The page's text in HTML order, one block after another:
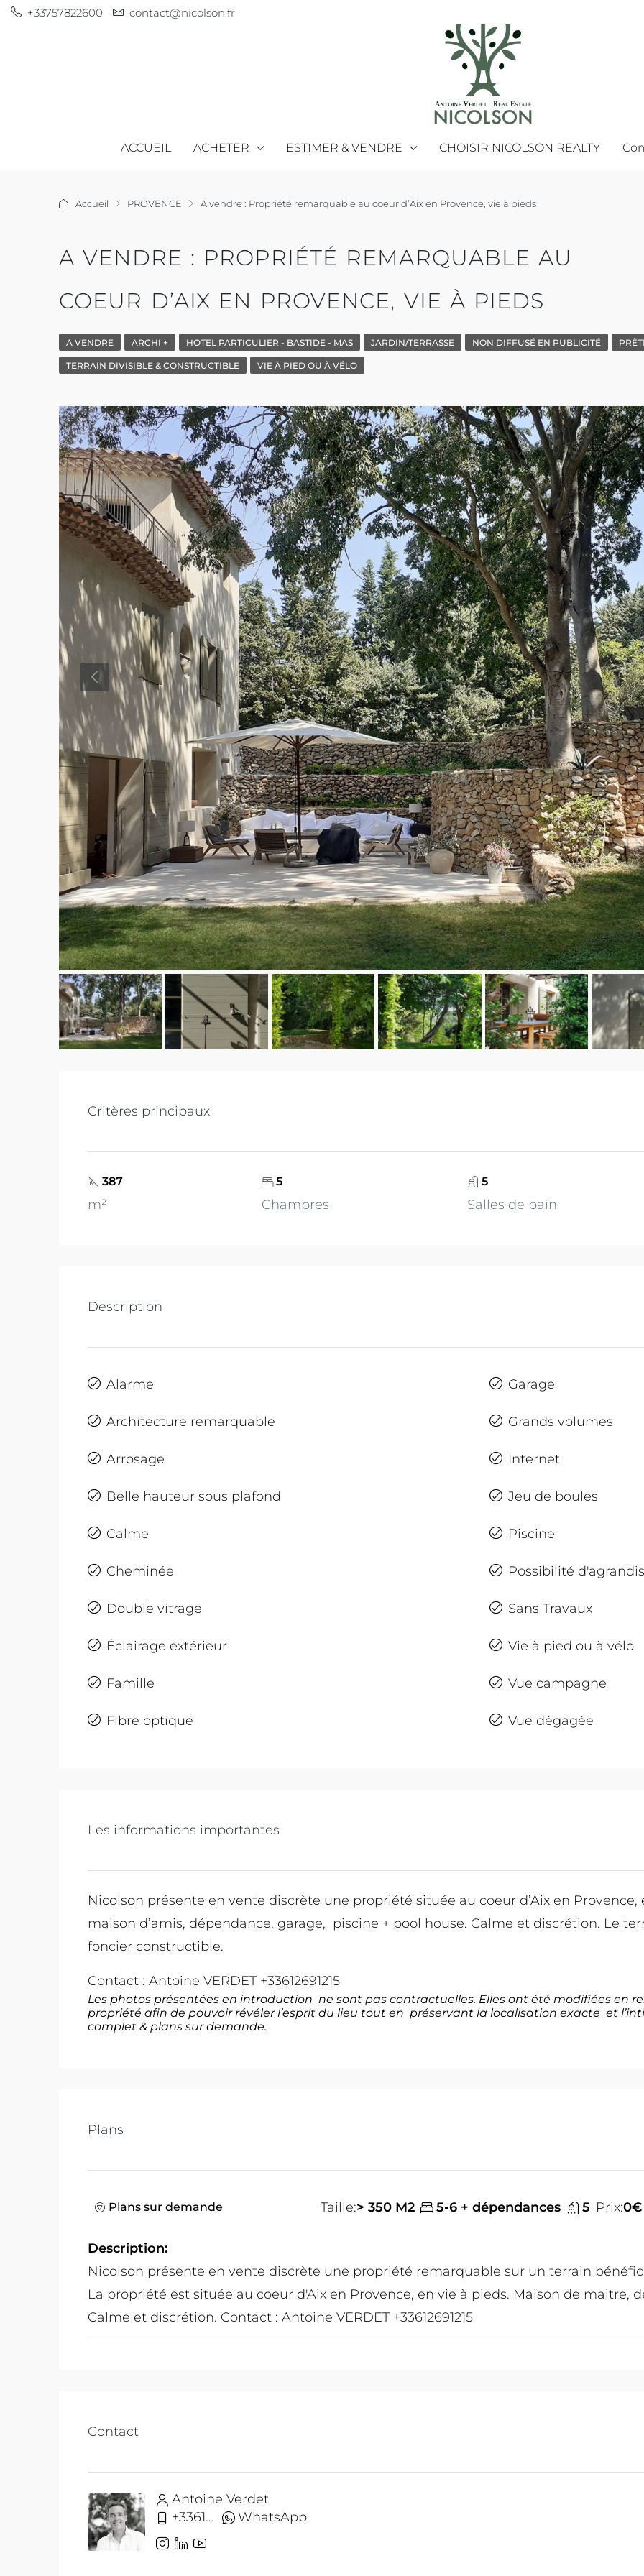
+33757822600 contact@nicolson.fr
ACCUEIL ACHETER ESTIMER & VENDRE CHOISIR NICOLSON REALTY
Accueil PROVENCE A vendre : Propriété remarquable au coeur d’Aix en Provence, vie à pieds
A VENDRE : PROPRIÉTÉ REMARQUABLE AU
COEUR D’AIX EN PROVENCE, VIE À PIEDS
A VENDRE ARCHI + HOTEL PARTICULIER - BASTIDE - MAS JARDIN/TERRASSE NON DIFFUSÉ EN PUBLICITÉ
TERRAIN DIVISIBLE & CONSTRUCTIBLE VIE À PIED OU À VÉLO
Critères principaux
387
m²
5
Chambres
5
Salles de bain
Description
Alarme
Architecture remarquable
Arrosage
Belle hauteur sous plafond
Calme
Cheminée
Double vitrage
Éclairage extérieur
Famille
Fibre optique
Garage
Grands volumes
Internet
Jeu de boules
Piscine
Possibilité
Sans Travaux
Vie à pied ou à vélo
Vue campagne
Vue dégagée
Les informations importantes
Nicolson présente en vente discrète une propriété située au coeur d’Aix en
maison d’amis, dépendance, garage, piscine + pool house. Calme et discrétion. Le
foncier constructible.
Contact : Antoine VERDET +33612691215
Les photos présentées en introduction ne sont pas contractuelles. Elles ont été modifiées en
propriété afin de pouvoir révéler l’esprit du lieu tout en préservant la localisation exacte et
complet & plans sur demande.
Plans
Plans sur demande Taille:> 350 M2 5-6 + dépendances 5 Prix:0€
Description:
Nicolson présente en vente discrète une propriété remarquable sur un terrain
La propriété est située au coeur d'Aix en Provence, en vie à pieds. Maison de maitre,
Calme et discrétion. Contact : Antoine VERDET +33612691215
Contact
Antoine Verdet
+33612691215
WhatsApp